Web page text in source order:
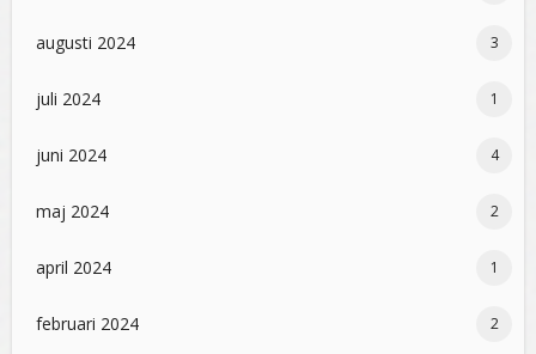
augusti 2024 3
juli 2024 1
juni 2024 4
maj 2024 2
april 2024 1
februari 2024 2